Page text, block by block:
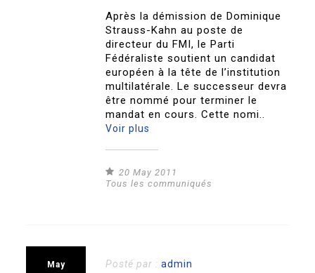
Après la démission de Dominique
Strauss-Kahn au poste de
directeur du FMI, le Parti
Fédéraliste soutient un candidat
européen à la tête de l’institution
multilatérale. Le successeur devra
être nommé pour terminer le
mandat en cours. Cette nomi..
Voir plus
20 May 2011
Tous les communiqués
May Posté par :admin